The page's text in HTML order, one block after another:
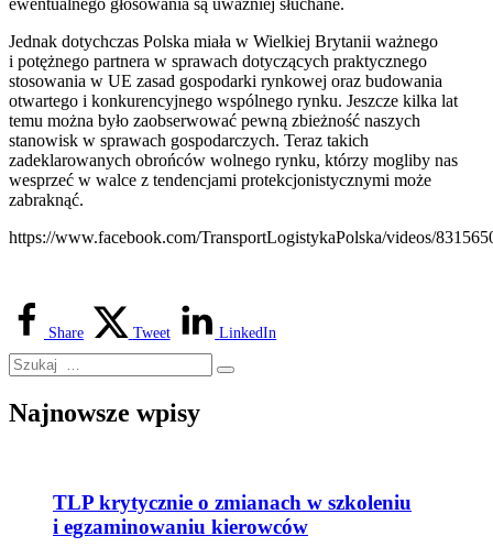
ewentualnego głosowania są uważniej słuchane.
Jednak dotychczas Polska miała w Wielkiej Brytanii ważnego
i potężnego partnera w sprawach dotyczących praktycznego
stosowania w UE zasad gospodarki rynkowej oraz budowania
otwartego i konkurencyjnego wspólnego rynku. Jeszcze kilka lat
temu można było zaobserwować pewną zbieżność naszych
stanowisk w sprawach gospodarczych. Teraz takich
zadeklarowanych obrońców wolnego rynku, którzy mogliby nas
wesprzeć w walce z tendencjami protekcjonistycznymi może
zabraknąć.
https://www.facebook.com/TransportLogistykaPolska/videos/
Share Tweet LinkedIn
Najnowsze wpisy
TLP krytycznie o zmianach w szkoleniu
i egzaminowaniu kierowców